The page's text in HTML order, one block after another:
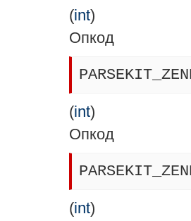
(int)
Опкод
(int)
Опкод
(int)